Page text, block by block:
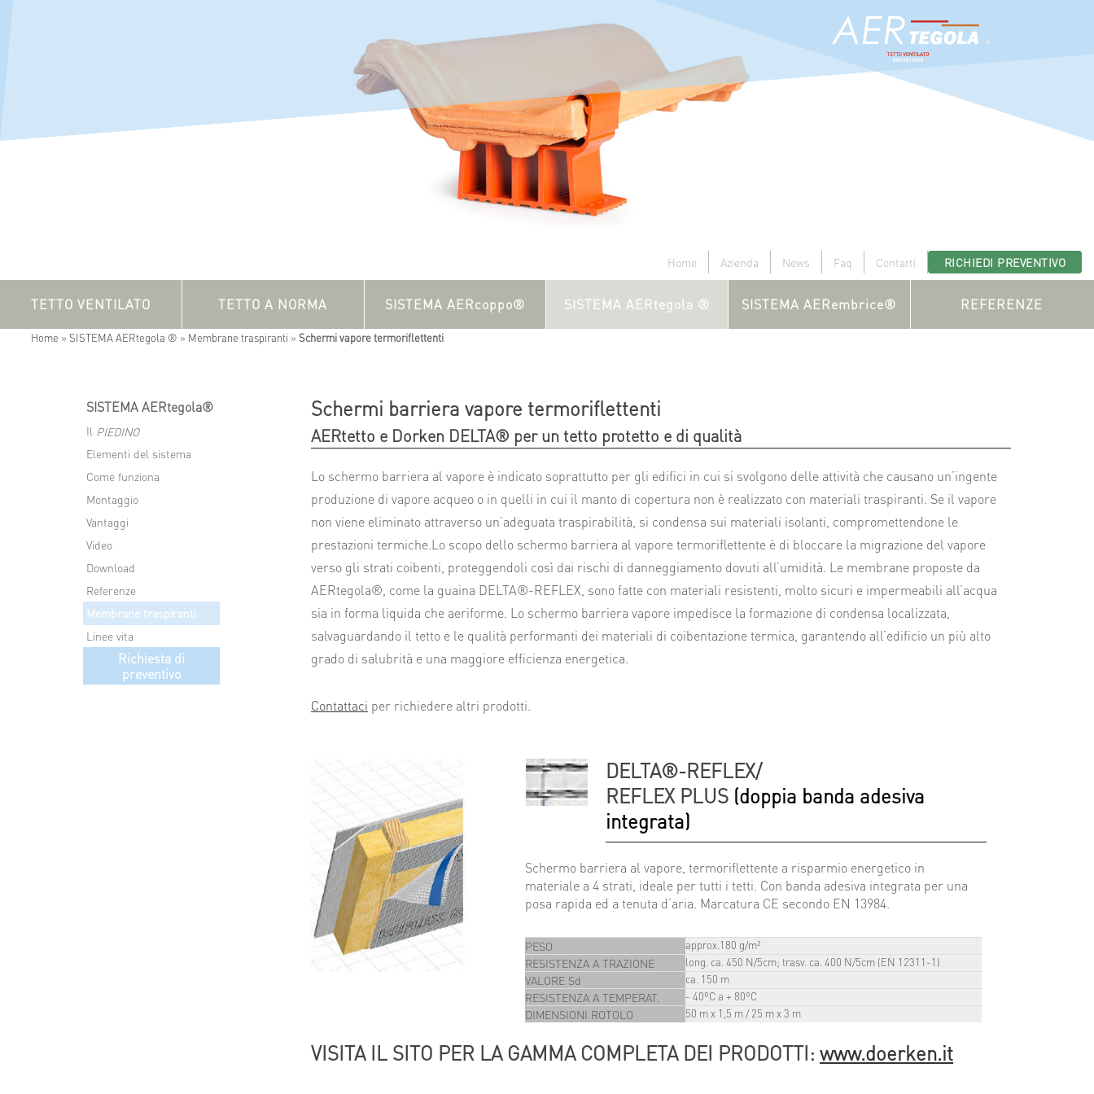
Home Azienda News Faq Contatti RICHIEDI PREVENTIVO
TETTO VENTILATO TETTO A NORMA SISTEMA AERcoppo® SISTEMA AERtegola ® SISTEMA AERembrice® REFERENZE
Home » SISTEMA AERtegola ® » Membrane traspiranti » Schermi vapore termoriflettenti
SISTEMA AERtegola®
Il PIEDINO
Elementi del sistema
Come funziona
Montaggio
Vantaggi
Video
Download
Referenze
Membrane traspiranti
Linee vita
Richiesta di
preventivo
Schermi barriera vapore termoriflettenti
AERtetto e Dorken DELTA® per un tetto protetto e di qualità
Lo schermo barriera al vapore è indicato soprattutto per gli edifici in cui si svolgono delle attività che causano un’ingente
produzione di vapore acqueo o in quelli in cui il manto di copertura non è realizzato con materiali traspiranti. Se il vapore
non viene eliminato attraverso un’adeguata traspirabilità, si condensa sui materiali isolanti, compromettendone le
prestazioni termiche.Lo scopo dello schermo barriera al vapore termoriflettente è di bloccare la migrazione del vapore
verso gli strati coibenti, proteggendoli così dai rischi di danneggiamento dovuti all’umidità. Le membrane proposte da
AERtegola®, come la guaina DELTA®-REFLEX, sono fatte con materiali resistenti, molto sicuri e impermeabili all’acqua
sia in forma liquida che aeriforme. Lo schermo barriera vapore impedisce la formazione di condensa localizzata,
salvaguardando il tetto e le qualità performanti dei materiali di coibentazione termica, garantendo all’edificio un più alto
grado di salubrità e una maggiore efficienza energetica.
Contattaci per richiedere altri prodotti.
DELTA®-REFLEX/
REFLEX PLUS (doppia banda adesiva
integrata)
Schermo barriera al vapore, termoriflettente a risparmio energetico in
materiale a 4 strati, ideale per tutti i tetti. Con banda adesiva integrata per una
posa rapida ed a tenuta d’aria. Marcatura CE secondo EN 13984.
PESO approx.180 g/m²
RESISTENZA A TRAZIONE long. ca. 450 N/5cm; trasv. ca. 400 N/5cm (EN 12311-1)
VALORE Sd ca. 150 m
RESISTENZA A TEMPERAT. - 40ºC a + 80ºC
DIMENSIONI ROTOLO 50 m x 1,5 m / 25 m x 3 m
VISITA IL SITO PER LA GAMMA COMPLETA DEI PRODOTTI: www.doerken.it